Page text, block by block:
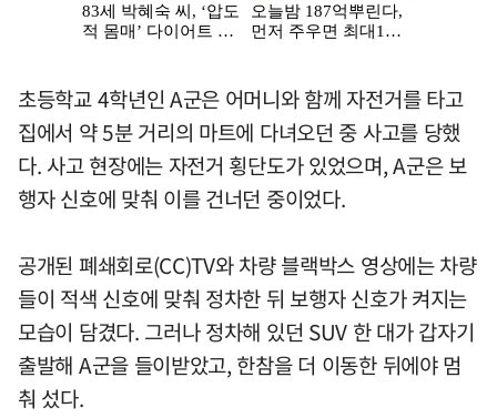
초등학교 4학년인 A군은 어머니와 함께 자전거를 타고
집에서 약 5분 거리의 마트에 다녀오던 중 사고를 당했
다. 사고 현장에는 자전거 횡단도가 있었으며, A군은 보
행자 신호에 맞춰 이를 건너던 중이었다.
공개된 폐쇄회로(CC)TV와 차량 블랙박스 영상에는 차량
들이 적색 신호에 맞춰 정차한 뒤 보행자 신호가 켜지는
모습이 담겼다. 그러나 정차해 있던 SUV 한 대가 갑자기
출발해 A군을 들이받았고, 한참을 더 이동한 뒤에야 멈
춰 섰다.